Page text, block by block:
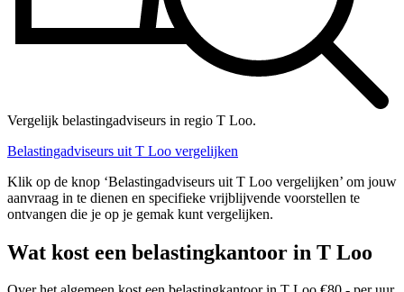
Vergelijk belastingadviseurs in regio T Loo.
Belastingadviseurs uit T Loo vergelijken
Klik op de knop ‘Belastingadviseurs uit T Loo vergelijken’ om jouw
aanvraag in te dienen en specifieke vrijblijvende voorstellen te
ontvangen die je op je gemak kunt vergelijken.
Wat kost een belastingkantoor in T Loo